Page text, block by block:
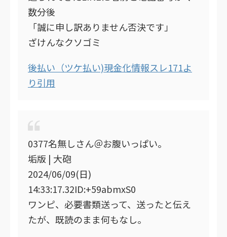
数分後
「誠に申し訳ありません否決です」
ざけんなクソゴミ
後払い（ツケ払い)現金化情報スレ171よ
り引用
0377名無しさん＠お腹いっぱい。
垢版 | 大砲
2024/06/09(日)
14:33:17.32ID:+59abmxS0
ワンピ、必要書類送って、送ったと伝え
たが、既読のまま何もなし。